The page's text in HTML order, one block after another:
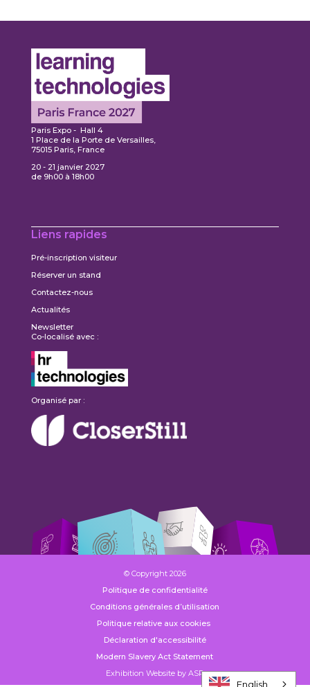
Paris Expo - Hall 4
1 Place de la Porte de Versailles,
75015 Paris, France
20 - 21 janvier 2027
de 9h00 à 18h00
Liens rapides
Pré-inscription visiteur
Réserver un stand
Contactez-nous
Actualités
Newsletter
Co-localisé avec :
Organisé par :
© Copyright 2026
Politique de confidentialité
Conditions générales d’utilisation
Politique relative aux cookies
Déclaration d'accessibilité
Modern Slavery Act Statement
Exhibition Website by ASP
English